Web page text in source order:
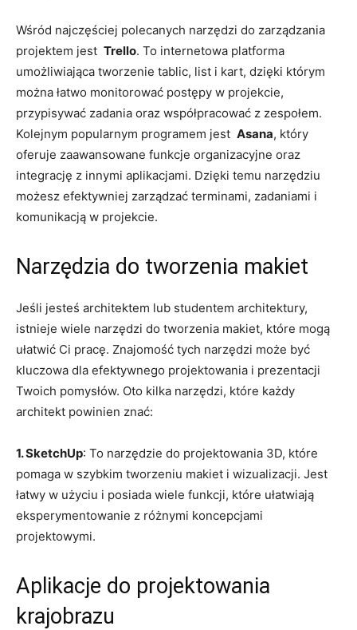
Wśród najczęściej ⁣polecanych narzędzi do ‍zarządzania
projektem jest ⁤ Trello. To ⁣internetowa platforma
umożliwiająca tworzenie ​tablic, list i kart, dzięki którym
można łatwo monitorować postępy w projekcie,
przypisywać zadania oraz współpracować z zespołem.
Kolejnym popularnym programem‍ jest ⁤ Asana, który
oferuje zaawansowane funkcje ⁣organizacyjne oraz⁣
integrację z innymi aplikacjami. Dzięki temu narzędziu
możesz ⁤efektywniej‍ zarządzać terminami, zadaniami ​i
komunikacją‌ w ‍projekcie.
Narzędzia do tworzenia makiet
Jeśli jesteś ⁤architektem ⁤lub studentem architektury,
istnieje‌ wiele narzędzi do tworzenia makiet, które mogą⁤
ułatwić⁣ Ci pracę. Znajomość tych⁢ narzędzi może ⁣być
kluczowa dla efektywnego ⁤projektowania i ⁢prezentacji
Twoich⁤ pomysłów. ⁢Oto⁤ kilka⁤ narzędzi, które każdy
architekt powinien znać:
1.⁢ SketchUp: To narzędzie do projektowania⁤ 3D, które
pomaga w szybkim ⁤tworzeniu makiet i wizualizacji. ⁢Jest
łatwy w użyciu i posiada​ wiele funkcji,‍ które ułatwiają
eksperymentowanie​ z różnymi koncepcjami
projektowymi.
Aplikacje ‌do projektowania
krajobrazu